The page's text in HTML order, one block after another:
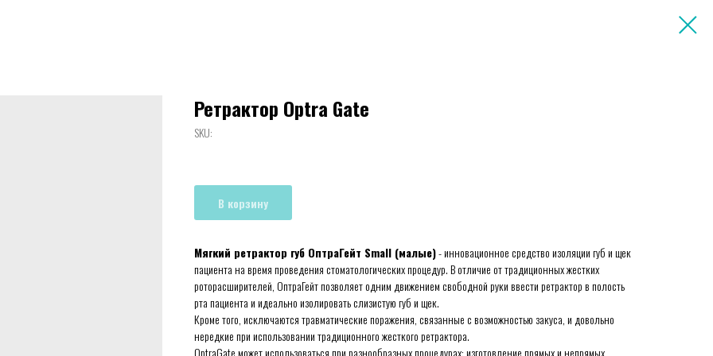
Ретрактор Optra Gate
SKU:
В корзину
Мягкий ретрактор губ ОптраГейт Small (малые)- инновационное средство изоляции губ и щек
пациента на время проведения стоматологических процедур. В отличие от традиционных жестких
роторасширителей, ОптраГейт позволяет одним движением свободной руки ввести ретрактор в полость
рта пациента и идеально изолировать слизистую губ и щек.
Кроме того, исключаются травматические поражения, связанные с возможностью закуса, и довольно
нередкие при использовании традиционного жесткого ретрактора.